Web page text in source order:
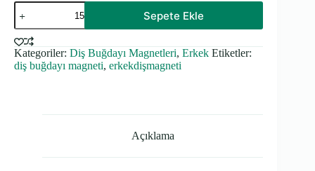
Kalın
Diş
Buğdayı
Magneti
adet
Sepete Ekle
Kategoriler: Diş Buğdayı Magnetleri, Erkek Etiketler:
diş buğdayı magneti, erkekdişmagneti
Açıklama